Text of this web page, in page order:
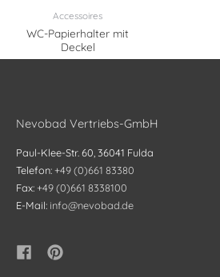
Accessoires
WC-Papierhalter mit
Deckel
Nevobad Vertriebs-GmbH
Paul-Klee-Str. 60, 36041 Fulda
Telefon:+49 (0)661 83380
Fax:+49 (0)661 8338100
E-Mail: info@nevobad.de